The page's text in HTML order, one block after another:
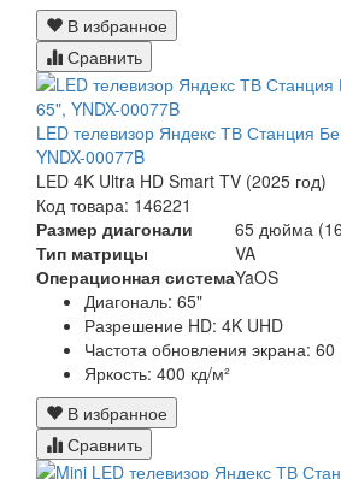
В избранное
Сравнить
LED телевизор Яндекс ТВ Станция
YNDX-00077B
LED 4K Ultra HD Smart TV (2025 год)
Код товара: 146221
Размер диагонали
65 дюйма
Тип матрицы
VA
Операционная системаYaOS
Диагональ: 65"
Разрешение HD: 4K UHD
Частота обновления экрана: 60
Яркость: 400 кд/м²
В избранное
Сравнить